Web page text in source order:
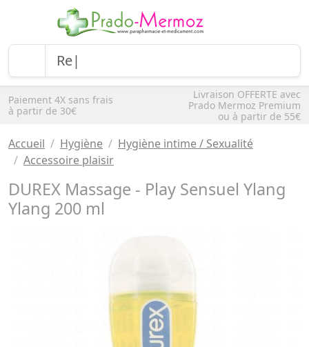
Paiement 4X sans frais
à partir de 30€
Livraison OFFERTE avec
Prado Mermoz Premium
ou à partir de 55€
Accueil Hygiène
Hygiène intime / Sexualité
Accessoire plaisir
DUREX Massage - Play Sensuel Ylang
Ylang 200 ml